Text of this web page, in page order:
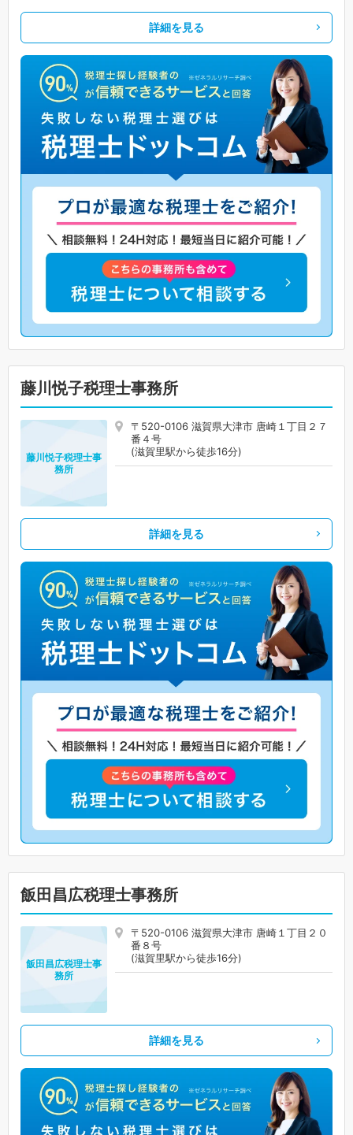
詳細を見る
藤川悦子税理士事務所
〒520-0106 滋賀県大津市 唐崎１丁目２７
番４号
(滋賀里駅から徒歩16分)
藤川悦子税理士事
務所
詳細を見る
飯田昌広税理士事務所
〒520-0106 滋賀県大津市 唐崎１丁目２０
番８号
(滋賀里駅から徒歩16分)
飯田昌広税理士事
務所
詳細を見る